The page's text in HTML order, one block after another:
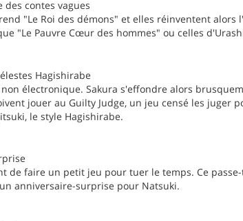
contes vagues
"Le Roi des démons" et elles réinventent alors
"Le Pauvre Cœur des hommes" ou celles
Hagishirabe
électronique. Sakura s'effondre alors
jouer au Guilty Judge, un jeu censé les juger
le style Hagishirabe.
de faire un petit jeu pour tuer le temps. Ce
anniversaire-surprise pour Natsuki.